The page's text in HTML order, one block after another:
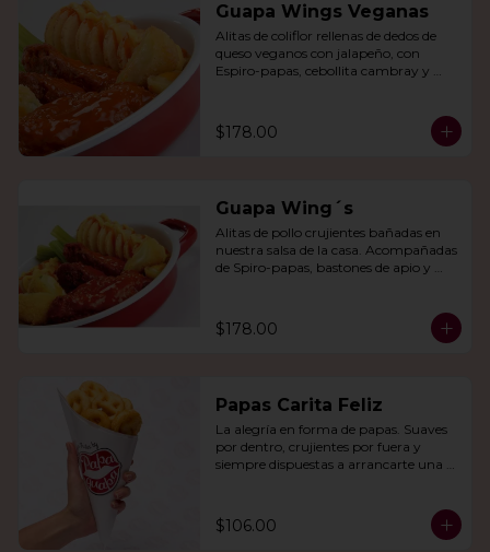
Guapa Wings Veganas
Alitas de coliflor rellenas de dedos de
queso veganos con jalapeño, con
Espiro-papas, cebollita cambray y
$178.00
Guapa Wing´s
Alitas de pollo crujientes bañadas en
nuestra salsa de la casa. Acompañadas
de Spiro-papas, bastones de apio y
$178.00
Papas Carita Feliz
La alegría en forma de papas. Suaves
por dentro, crujientes por fuera y
siempre dispuestas a arrancarte una
$106.00